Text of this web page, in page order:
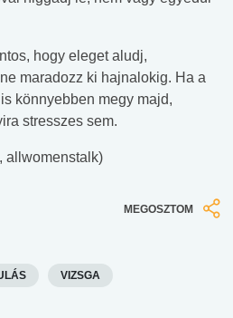
hogy eleget aludj,
maradozz ki hajnalokig. Ha a
könnyebben megy majd,
stresszes sem.
allwomenstalk)
MEGOSZTOM
VIZSGA